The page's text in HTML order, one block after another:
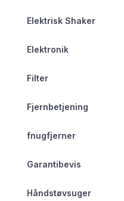
Elektrisk Shaker
Elektronik
Filter
Fjernbetjening
fnugfjerner
Garantibevis
Håndstøvsuger